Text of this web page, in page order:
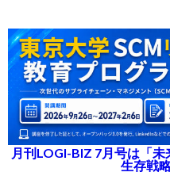
月刊LOGI-BIZ 7月号は「
生存戦